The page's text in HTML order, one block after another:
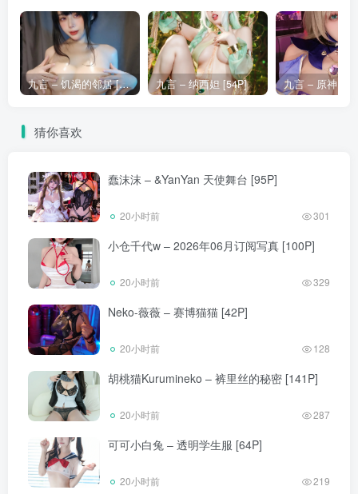
九言 – 饥渴的邻居 [12P] 九言 – 纳西妲 [54P]
猜你喜欢
蠢沫沫 – &YanYan 天使舞台 [95P]
20小时前 301
小仓千代w – 2026年06月订阅写真 [100P]
20小时前 329
Neko-薇薇 – 赛博猫猫 [42P]
20小时前 128
胡桃猫Kurumineko – 裤里丝的秘密 [141P]
20小时前 287
可可小白兔 – 透明学生服 [64P]
20小时前 219